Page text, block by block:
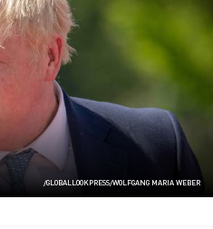
/GLOBALLOOKPRESS/WOLFGANG MARIA WEBER